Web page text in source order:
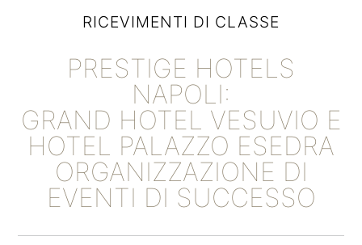
RICEVIMENTI DI CLASSE
PRESTIGE HOTELS
NAPOLI:
GRAND HOTEL VESUVIO E
HOTEL PALAZZO ESEDRA
ORGANIZZAZIONE DI
EVENTI DI SUCCESSO